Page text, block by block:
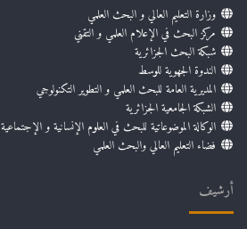
وزارة التعليم العالي و البحث العلمي
مركز البحث في الإعلام العلمي و التقني
شبكة البحث الجزائرية
الندوة الجهوية للوسط
المديرية العامة للبحث العلمي و التطوير التكنولوجي
الشبكة الجامعية الجزائرية
الوكالة الموضوعاتية للبحث في العلوم الإنسانية و الإجتماعية
فضاء التعليم العالي والبحث العلمي
أرشيف